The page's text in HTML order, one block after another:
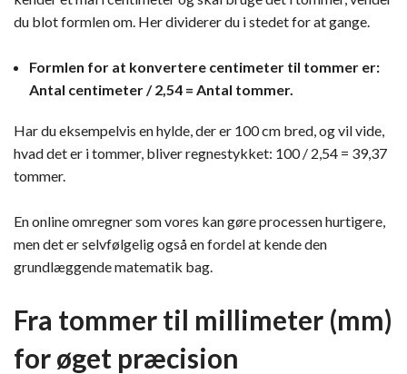
du blot formlen om. Her dividerer du i stedet for at gange.
Formlen for at konvertere centimeter til tommer er:
Antal centimeter / 2,54 = Antal tommer.
Har du eksempelvis en hylde, der er 100 cm bred, og vil vide,
hvad det er i tommer, bliver regnestykket: 100 / 2,54 = 39,37
tommer.
En online omregner som vores kan gøre processen hurtigere,
men det er selvfølgelig også en fordel at kende den
grundlæggende matematik bag.
Fra tommer til millimeter (mm)
for øget præcision